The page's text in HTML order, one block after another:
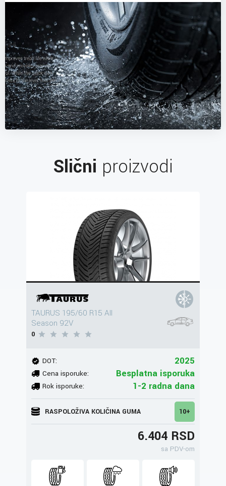
Slični proizvodi
TAURUS 195/60 R15 All
Season 92V
0
DOT: 2025
Cena isporuke: Besplatna isporuka
Rok isporuke: 1-2 radna dana
RASPOLOŽIVA KOLIČINA GUMA 10+
6.404 RSD
sa PDV-om